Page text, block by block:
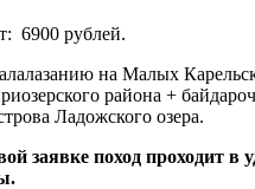
6900 рублей.
на Малых
района +
Ладожского озера.
заявке поход проходит в